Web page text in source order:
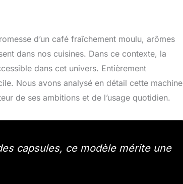
d’un café fraîchement moulu, arômes
dans nos cuisines. Dans ce contexte, la
dans cet univers. Entièrement
Nous avons analysé en détail cette machine
de ses ambitions et de l’usage quotidien.
capsules, ce modèle mérite une